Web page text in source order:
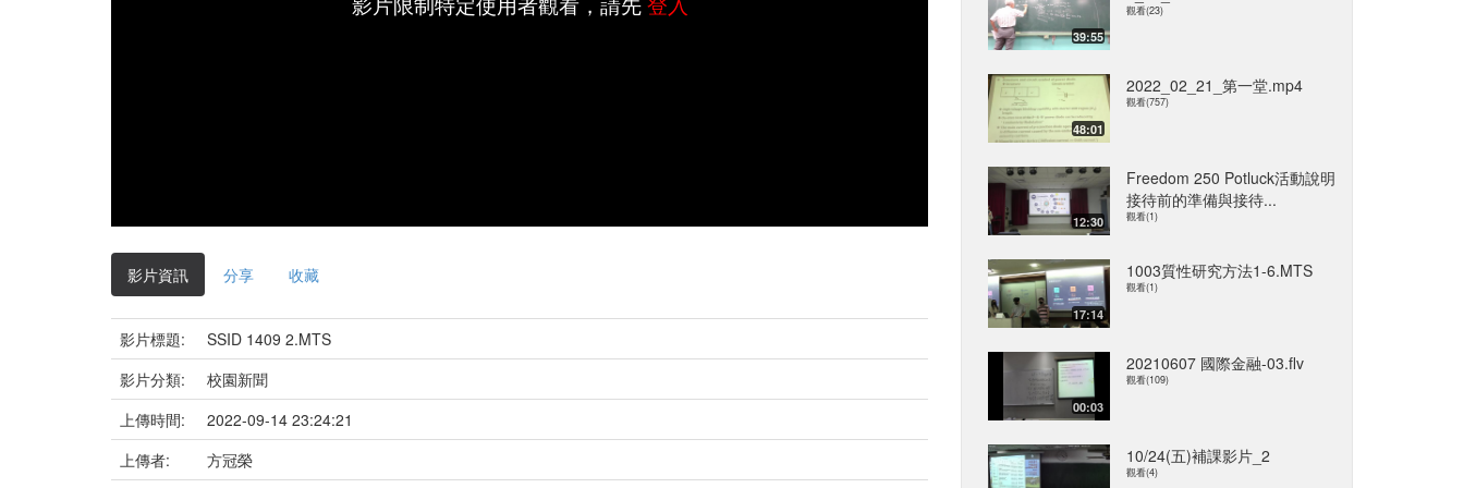
影片資訊 分享 收藏
影片標題:
SSID 1409 2.MTS
影片分類:
校園新聞
上傳時間:
2022-09-14 23:24:21
上傳者:
方冠榮
39:55
觀看(23)
48:01
2022_02_21_第一堂.mp4
觀看(757)
12:30
Freedom 250 Potluck活動說明
接待前的準備與接待...
觀看(1)
17:14
1003質性研究方法1-6.MTS
觀看(1)
00:03
20210607 國際金融-03.flv
觀看(109)
10/24(五)補課影片_2
觀看(4)